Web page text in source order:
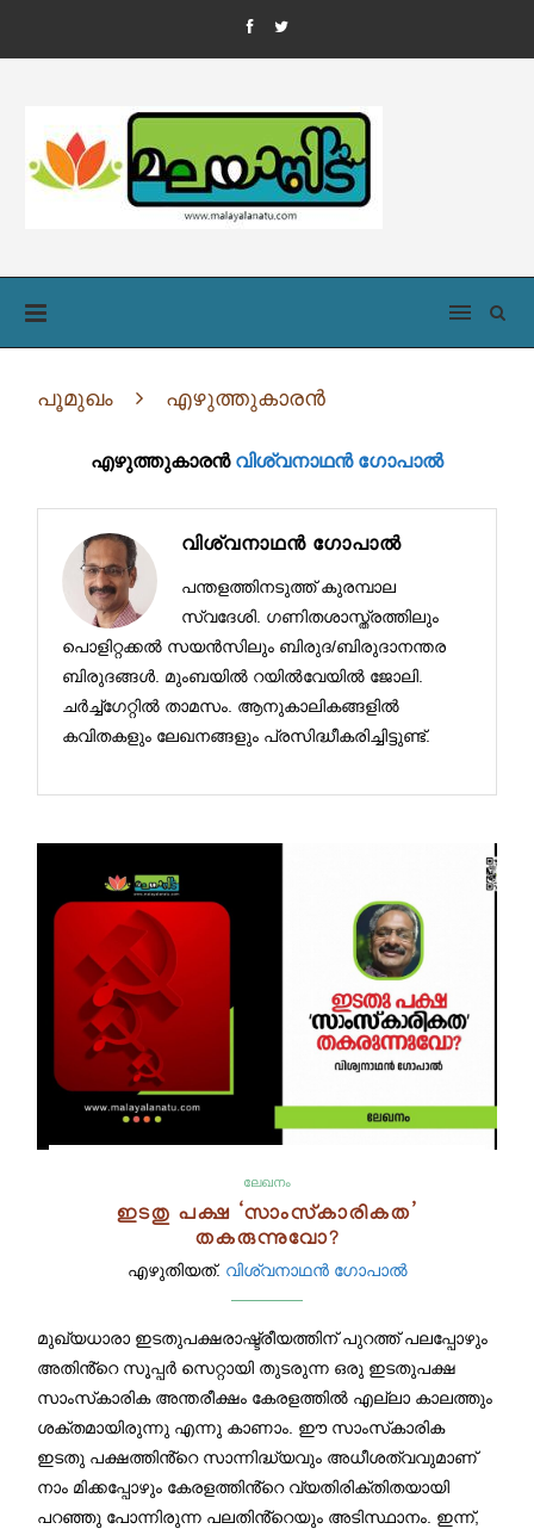
പൂമുഖം എഴുത്തുകാരൻ
എഴുത്തുകാരൻ വിശ്വനാഥൻ ഗോപാൽ
വിശ്വനാഥൻ ഗോപാൽ
പന്തളത്തിനടുത്ത് കുരമ്പാല
സ്വദേശി. ഗണിതശാസ്ത്രത്തിലും
പൊളിറ്റക്കല്‍ സയന്‍സിലും ബിരുദ/ബിരുദാനന്തര
ബിരുദങ്ങള്‍. മുംബയില്‍ റയില്‍വേയില്‍ ജോലി.
ചര്‍ച്ച്ഗേറ്റില്‍ താമസം. ആനുകാലികങ്ങളില്‍
കവിതകളും ലേഖനങ്ങളും പ്രസിദ്ധീകരിച്ചിട്ടുണ്ട്.
ലേഖനം
ഇടതു പക്ഷ ‘സാംസ്‌കാരികത’
തകരുന്നുവോ?
എഴുതിയത്. വിശ്വനാഥൻ ഗോപാൽ
മുഖ്യധാരാ ഇടതുപക്ഷരാഷ്ട്രീയത്തിന് പുറത്ത് പലപ്പോഴും
അതിൻ്റെ സൂപ്പർ സെറ്റായി തുടരുന്ന ഒരു ഇടതുപക്ഷ
സാംസ്‌കാരിക അന്തരീക്ഷം കേരളത്തിൽ എല്ലാ കാലത്തും
ശക്തമായിരുന്നു എന്നു കാണാം. ഈ സാംസ്‌കാരിക
ഇടതു പക്ഷത്തിൻ്റെ സാന്നിദ്ധ്യവും അധീശത്വവുമാണ്
നാം മിക്കപ്പോഴും കേരളത്തിൻ്റെ വ്യതിരിക്തിതയായി
പറഞ്ഞു പോന്നിരുന്ന പലതിൻ്റെയും അടിസ്ഥാനം. ഇന്ന്,